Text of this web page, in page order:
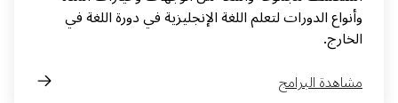
وأنواع الدورات لتعلم اللغة الإنجليزية في دورة اللغة في
الخارج.
مشاهدة البرامج